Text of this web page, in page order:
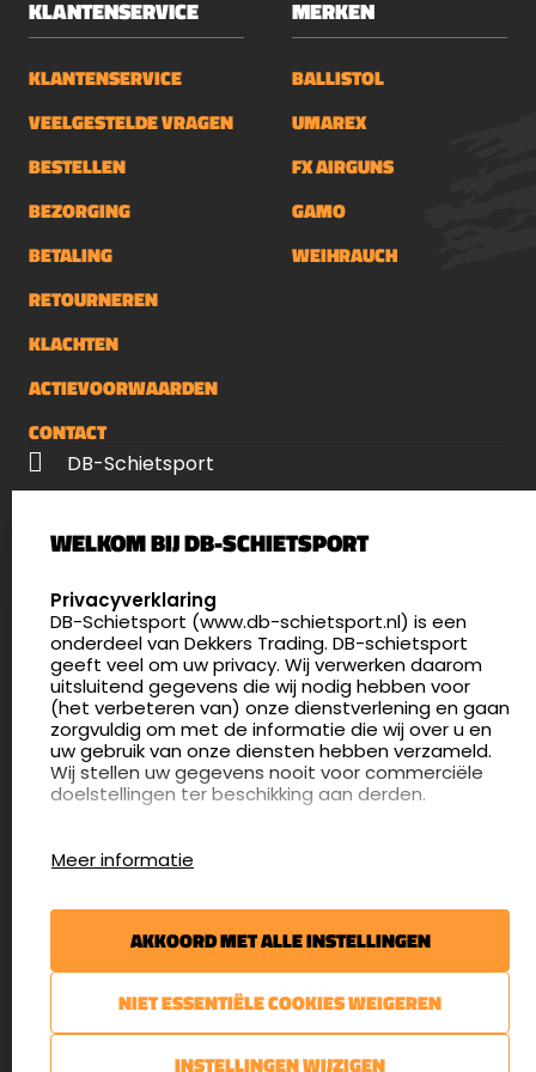
KLANTENSERVICE
KLANTENSERVICE
VEELGESTELDE VRAGEN
BESTELLEN
BEZORGING
BETALING
RETOURNEREN
KLACHTEN
ACTIEVOORWAARDEN
CONTACT
MERKEN
BALLISTOL
UMAREX
FX AIRGUNS
GAMO
WEIHRAUCH
DB-Schietsport
5411 LX Zeeland
4.8
175 beoordelingen
info@db-schietsport.nl
Openingstijden
Dinsdag en donderdag: 13:00 - 17:00 én 18:00 - 21:00
uur
Afspraak maken
Nieuwsbrief
€5,- kortingsbon voor uw volgende bestelling.
Blijf op de hoogte van het laatste nieuws
WELKOM BIJ DB-SCHIETSPORT
SELECT LANGUAGE
Privacyverklaring
DB-Schietsport (www.db-schietsport.nl) is een
onderdeel van Dekkers Trading. DB-schietsport
geeft veel om uw privacy. Wij verwerken daarom
uitsluitend gegevens die wij nodig hebben voor
(het verbeteren van) onze dienstverlening en gaan
zorgvuldig om met de informatie die wij over u en
uw gebruik van onze diensten hebben verzameld.
Wij stellen uw gegevens nooit voor commerciële
doelstellingen ter beschikking aan derden.
website gebruiken en hoe effectief de Adwords-
advertenties van Dekkers trading bij Google
zoekresultaatpagina’s zijn. De aldus verkregen
informatie wordt, met inbegrip van het adres van
uw computer (IP-adres), overgebracht naar en
Meer informatie
AKKOORD MET ALLE INSTELLINGEN
NIET ESSENTIËLE COOKIES WEIGEREN
INSTELLINGEN WIJZIGEN